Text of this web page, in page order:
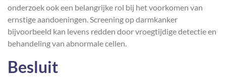
onderzoek ook een belangrijke rol bij het voorkomen van
ernstige aandoeningen. Screening op darmkanker
bijvoorbeeld kan levens redden door vroegtijdige detectie en
behandeling van abnormale cellen.
Besluit